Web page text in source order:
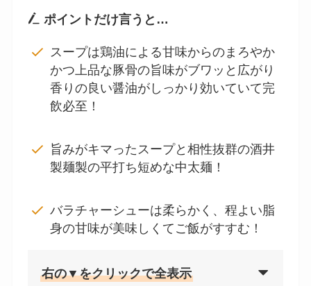
ポイントだけ言うと…
スープは鶏油による甘味からのまろやか
かつ上品な豚骨の旨味がブワッと広がり
香りの良い醤油がしっかり効いていて完
飲必至！
旨みがキマったスープと相性抜群の酒井
製麺製の平打ち短めな中太麺！
バラチャーシューは柔らかく、程よい脂
身の甘味が美味しくてご飯がすすむ！
右の▼をクリックで全表示